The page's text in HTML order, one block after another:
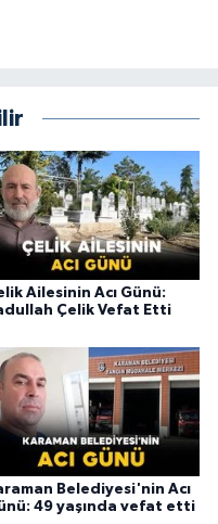
Ailesinin Acı Günü:
Çelik Vefat Etti
Belediyesi'nin Acı
49 yaşında vefat etti